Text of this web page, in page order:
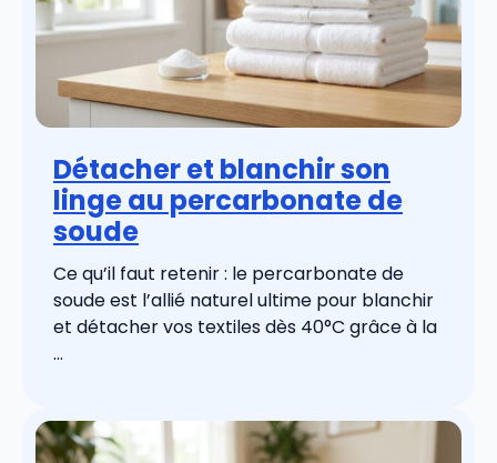
Détacher et blanchir son
linge au percarbonate de
soude
Ce qu’il faut retenir : le percarbonate de
soude est l’allié naturel ultime pour blanchir
et détacher vos textiles dès 40°C grâce à la
...